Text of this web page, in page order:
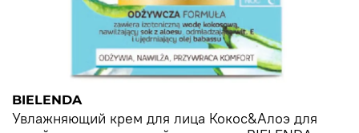
BIELENDA
Увлажняющий крем для лица Кокос&Алоэ для